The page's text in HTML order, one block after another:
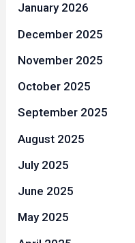
January 2026
December 2025
November 2025
October 2025
September 2025
August 2025
July 2025
June 2025
May 2025